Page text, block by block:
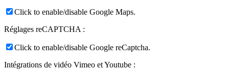
Click to enable/disable Google Maps.
Réglages reCAPTCHA :
Click to enable/disable Google reCaptcha.
Intégrations de vidéo Vimeo et Youtube :